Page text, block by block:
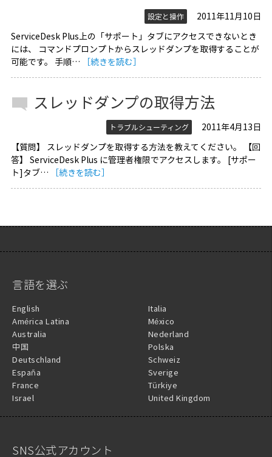
設定と操作
2011年11月10日
ServiceDesk Plus上の「サポート」タブにアクセスできないとき
には、 コマンドプロンプトからスレッドダンプを取得することが
可能です。 手順…
［続きを読む］
スレッドダンプの取得方法
トラブルシューティング
2011年4月13日
【質問】 スレッドダンプを取得する方法を教えてください。 【回
答】 ServiceDesk Plus に管理者権限でアクセスします。 [サポー
ト]タブ…
［続きを読む］
言語を選ぶ
English
América Latina
Australia
中国
Deutschland
España
France
Israel
Italia
México
Nederland
Polska
Schweiz
Sverige
Türkiye
United Kingdom
SNS公式アカウント